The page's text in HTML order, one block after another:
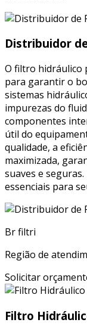
Distribuidor
O filtro hidráulico
para garantir o
sistemas
impurezas do
componentes
útil do
qualidade, a
maximizada,
suaves e
essenciais para
Br filtri
Região de
Solicitar
Filtro